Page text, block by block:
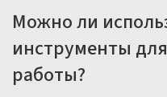
Можно ли
инструменты
работы?